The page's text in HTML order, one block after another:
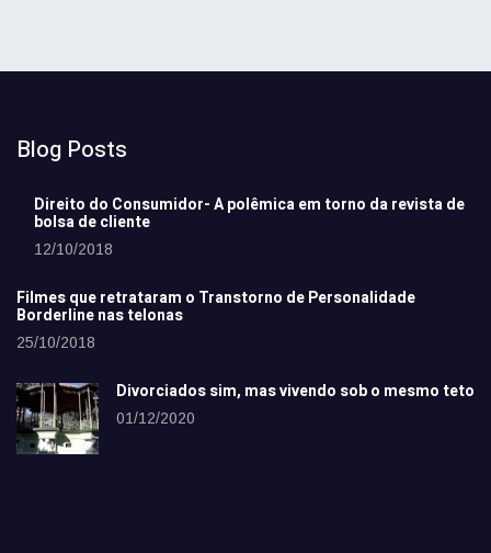
Blog Posts
Direito do Consumidor- A polêmica em torno da revista de
bolsa de cliente
12/10/2018
Filmes que retrataram o Transtorno de Personalidade
Borderline nas telonas
25/10/2018
Divorciados sim, mas vivendo sob o mesmo teto
01/12/2020